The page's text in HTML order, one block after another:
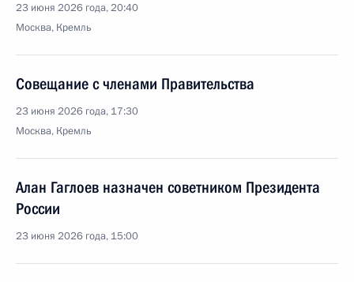
23 июня 2026 года, 20:40
Москва, Кремль
Совещание с членами Правительства
23 июня 2026 года, 17:30
Москва, Кремль
Алан Гаглоев назначен советником Президента
России
23 июня 2026 года, 15:00